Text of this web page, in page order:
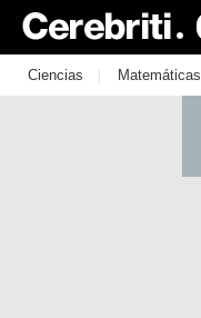
Ciencias | Matemáticas